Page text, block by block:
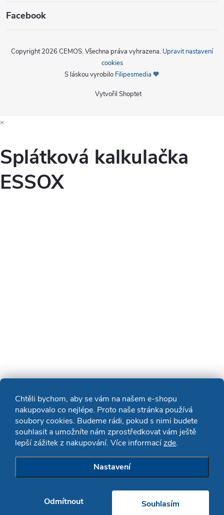
Chtěli bychom, aby se vám na našem e-shopu
nakupovalo co nejlépe. Proto naše stránka používá
soubory cookies. Budeme rádi, pokud s nimi budete
souhlasit a umožníte nám zprostředkovat vám ještě
lepší zážitek z nakupování. Více informacízde.
Nastavení
Odmítnout Souhlasím
Facebook
Vytvořil Shoptet
Copyright 2026 CEMOS. Všechna práva vyhrazena. Upravit nastavení
cookies
S láskou vyrobilo Filipesmedia 🧡
×
Splátková kalkulačka
ESSOX